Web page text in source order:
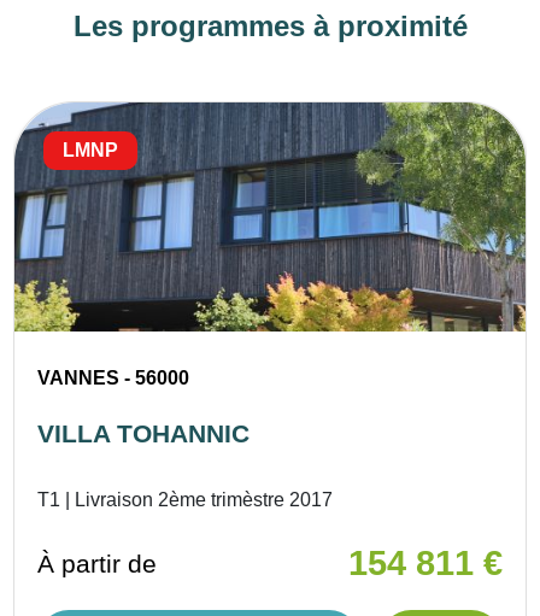
Les programmes à proximité
LMNP
VANNES - 56000
VILLA TOHANNIC
T1 | Livraison 2ème trimèstre 2017
À partir de 154 811 €